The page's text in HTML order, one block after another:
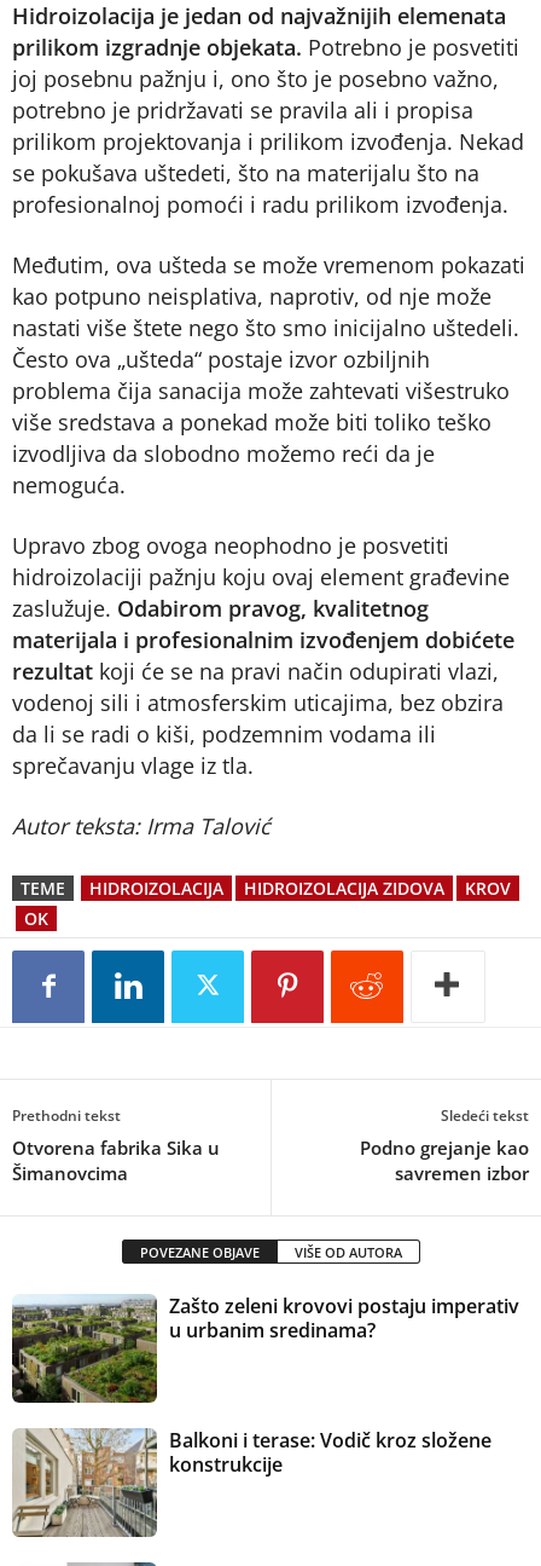
Hidroizolacija je jedan od najvažnijih elemenata
prilikom izgradnje objekata. Potrebno je posvetiti
joj posebnu pažnju i, ono što je posebno važno,
potrebno je pridržavati se pravila ali i propisa
prilikom projektovanja i prilikom izvođenja. Nekad
se pokušava uštedeti, što na materijalu što na
profesionalnoj pomoći i radu prilikom izvođenja.
Međutim, ova ušteda se može vremenom pokazati
kao potpuno neisplativa, naprotiv, od nje može
nastati više štete nego što smo inicijalno uštedeli.
Često ova „ušteda“ postaje izvor ozbiljnih
problema čija sanacija može zahtevati višestruko
više sredstava a ponekad može biti toliko teško
izvodljiva da slobodno možemo reći da je
nemoguća.
Upravo zbog ovoga neophodno je posvetiti
hidroizolaciji pažnju koju ovaj element građevine
zaslužuje. Odabirom pravog, kvalitetnog
materijala i profesionalnim izvođenjem dobićete
rezultat koji će se na pravi način odupirati vlazi,
vodenoj sili i atmosferskim uticajima, bez obzira
da li se radi o kiši, podzemnim vodama ili
sprečavanju vlage iz tla.
Autor teksta: Irma Talović
TEME HIDROIZOLACIJA HIDROIZOLACIJA ZIDOVA
KROV
OK
Prethodni tekst
Otvorena fabrika Sika u
Šimanovcima
Sledeći tekst
Podno grejanje kao
savremen izbor
POVEZANE OBJAVE VIŠE OD AUTORA
Zašto zeleni krovovi postaju imperativ
u urbanim sredinama?
Balkoni i terase: Vodič kroz složene
konstrukcije